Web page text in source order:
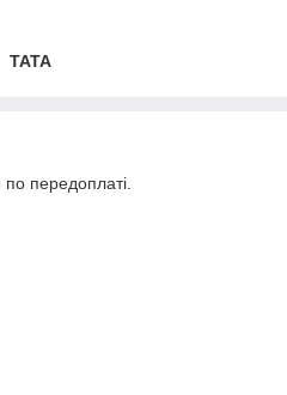
TATA
по передоплаті.